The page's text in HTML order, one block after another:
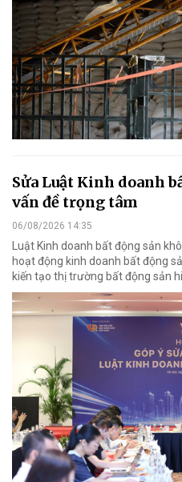
Sửa Luật Kinh doanh
vấn đề trọng tâm
06/08/2026 14:35
Luật Kinh doanh bất động sản
hoạt động kinh doanh bất động
kiến tạo thị trường bất động sản